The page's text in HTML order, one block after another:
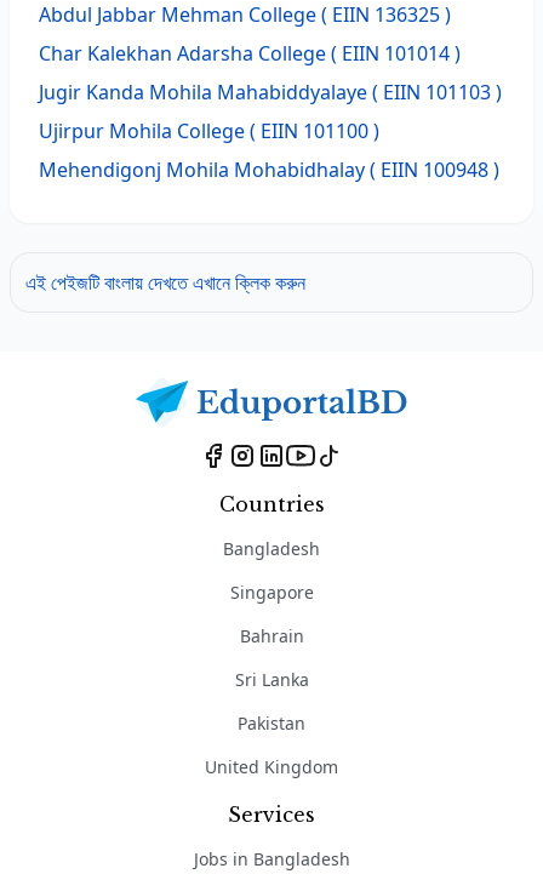
Abdul Jabbar Mehman College( EIIN 136325 )
Char Kalekhan Adarsha College( EIIN 101014 )
Jugir Kanda Mohila Mahabiddyalaye( EIIN 101103 )
Ujirpur Mohila College( EIIN 101100 )
Mehendigonj Mohila Mohabidhalay( EIIN 100948 )
এই পেইজটি বাংলায় দেখতে এখানে ক্লিক করুন
Countries
Bangladesh
Singapore
Bahrain
Sri Lanka
Pakistan
United Kingdom
Services
Jobs in Bangladesh